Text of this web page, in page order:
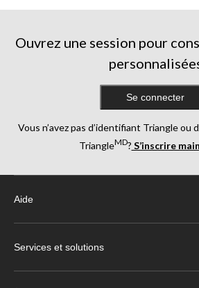
Ouvrez une session pour
Se connecter
Vous n’avez pas d’identifiant Triangle ou
TriangleMD? S’inscrire
Aide
Services et solutions